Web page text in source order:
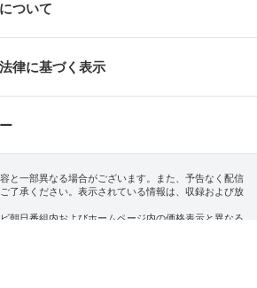
ついて
律に基づく表示
と一部異なる場合がございます。また、予告なく配信
了承ください。表示されている情報は、収録および放
朝日番組内およびホームページ内の価格表示と異なる